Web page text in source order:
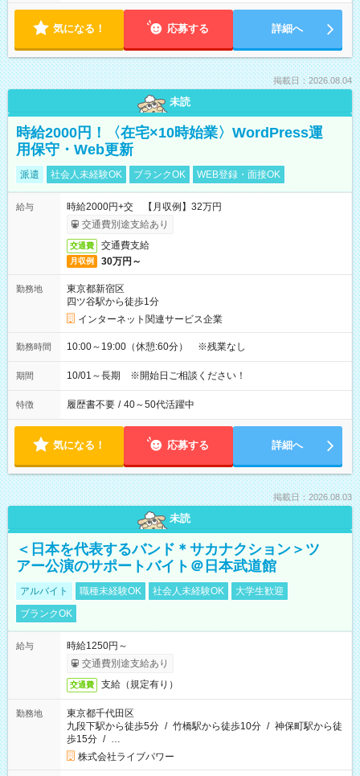
気になる！ 応募する 詳細へ
掲載日：2026.08.04
未読
時給2000円！〈在宅×10時始業〉WordPress運
用保守・Web更新
派遣 社会人未経験OK ブランクOK WEB登録・面接OK
給与
時給2000円+交 【月収例】32万円
交通費別途支給あり
交通費 交通費支給
月収例 30万円～
勤務地
東京都新宿区
四ツ谷駅から徒歩1分
インターネット関連サービス企業
勤務時間 10:00～19:00（休憩:60分） ※残業なし
期間 10/01～長期 ※開始日ご相談ください！
特徴 履歴書不要 / 40～50代活躍中
気になる！ 応募する 詳細へ
掲載日：2026.08.03
未読
＜日本を代表するバンド＊サカナクション＞ツ
アー公演のサポートバイト＠日本武道館
アルバイト 職種未経験OK 社会人未経験OK
大学生歓迎
ブランクOK
給与
時給1250円～
交通費別途支給あり
交通費 支給（規定有り）
勤務地
東京都千代田区
九段下駅から徒歩5分 / 竹橋駅から徒歩10分 / 神保町駅から徒
歩15分 / …
株式会社ライブパワー